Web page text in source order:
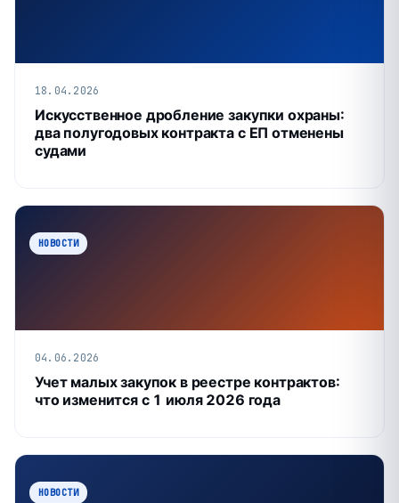
18.04.2026
Искусственное дробление закупки охраны:
два полугодовых контракта с ЕП отменены
судами
НОВОСТИ
04.06.2026
Учет малых закупок в реестре контрактов:
что изменится с 1 июля 2026 года
НОВОСТИ